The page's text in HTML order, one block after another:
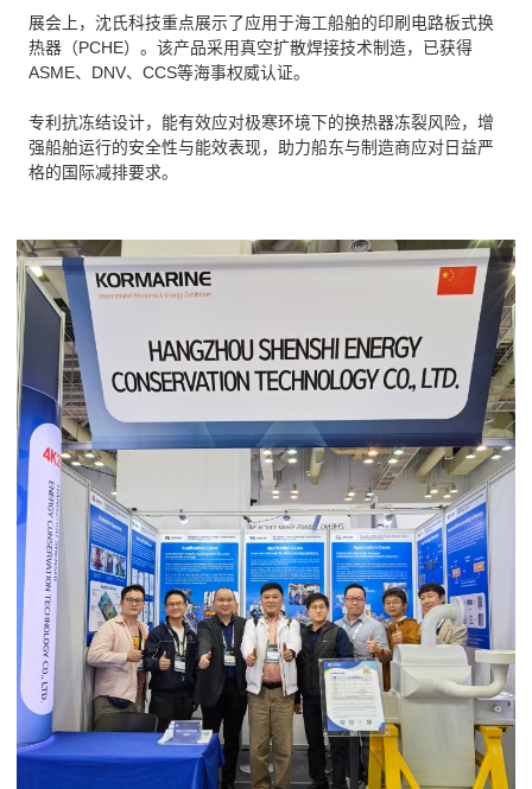
展会上，沈氏科技重点展示了应用于海工船舶的印刷电路板式换
热器（PCHE）。该产品采用真空扩散焊接技术制造，已获得
ASME、DNV、CCS等海事权威认证。
专利抗冻结设计，能有效应对极寒环境下的换热器冻裂风险，增
强船舶运行的安全性与能效表现，助力船东与制造商应对日益严
格的国际减排要求。